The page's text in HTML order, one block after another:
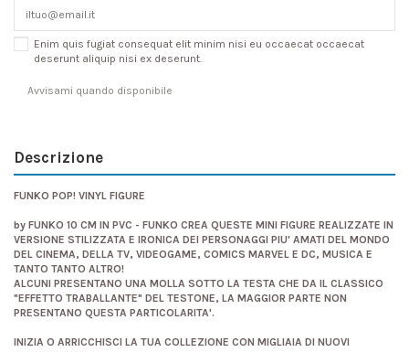
Enim quis fugiat consequat elit minim nisi eu occaecat occaecat
deserunt aliquip nisi ex deserunt.
Descrizione
FUNKO POP! VINYL FIGURE
by FUNKO 10 CM IN PVC - FUNKO CREA QUESTE MINI FIGURE REALIZZATE IN
VERSIONE STILIZZATA E IRONICA DEI PERSONAGGI PIU' AMATI DEL MONDO
DEL CINEMA, DELLA TV, VIDEOGAME, COMICS MARVEL E DC, MUSICA E
TANTO TANTO ALTRO!
ALCUNI PRESENTANO UNA MOLLA SOTTO LA TESTA CHE DA IL CLASSICO
"EFFETTO TRABALLANTE" DEL TESTONE, LA MAGGIOR PARTE NON
PRESENTANO QUESTA PARTICOLARITA'.
INIZIA O ARRICCHISCI LA TUA COLLEZIONE CON MIGLIAIA DI NUOVI